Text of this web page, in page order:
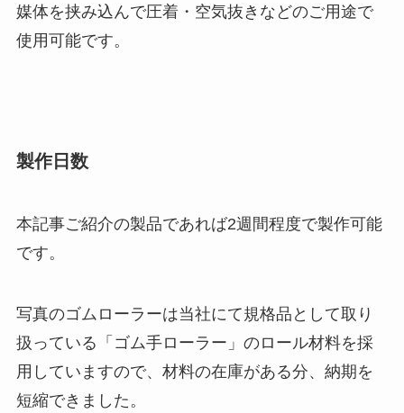
媒体を挟み込んで圧着・空気抜きなどのご用途で
使用可能です。
製作日数
本記事ご紹介の製品であれば2週間程度で製作可能
です。
写真のゴムローラーは当社にて規格品として取り
扱っている「ゴム手ローラー」のロール材料を採
用していますので、材料の在庫がある分、納期を
短縮できました。